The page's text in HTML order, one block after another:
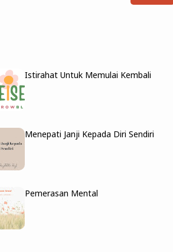
Istirahat Untuk Memulai Kembali
Menepati Janji Kepada Diri Sendiri
Pemerasan Mental